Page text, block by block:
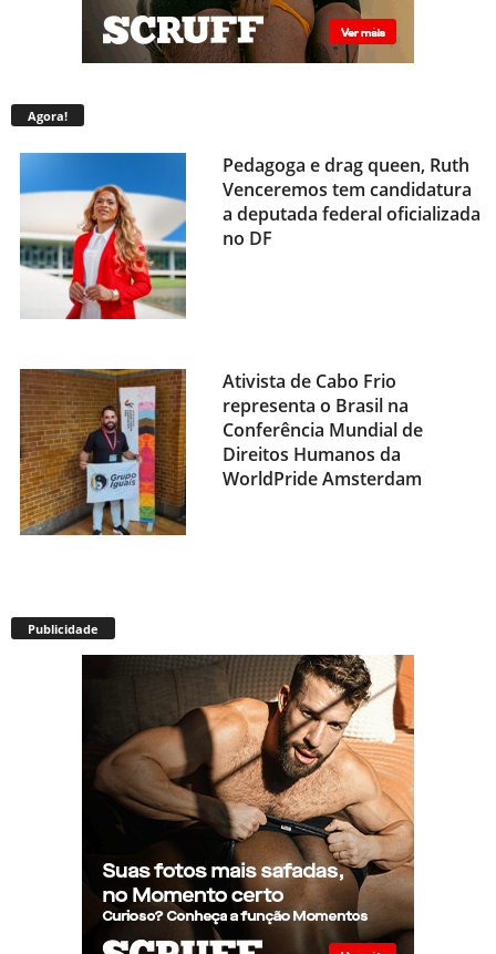
Agora!
Pedagoga e drag queen, Ruth
Venceremos tem candidatura
a deputada federal oficializada
no DF
Ativista de Cabo Frio
representa o Brasil na
Conferência Mundial de
Direitos Humanos da
WorldPride Amsterdam
homofobia e transfobia: “Não
toleramos”
Ratinho constrange cantor
sertanejo com comentário
homofóbico ao vivo no SBT:
“Você está com uma cara de
viado”
Publicidade